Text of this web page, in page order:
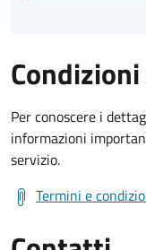
Per conoscere i
informazioni
servizio.
Termini e